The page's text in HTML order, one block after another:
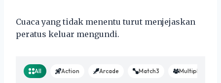
Cuaca yang tidak menentu turut menjejaskan
peratus keluar mengundi.